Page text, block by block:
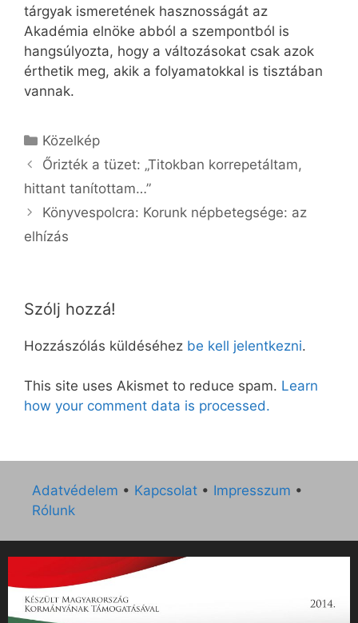
tárgyak ismeretének hasznosságát az
Akadémia elnöke abból a szempontból is
hangsúlyozta, hogy a változásokat csak azok
érthetik meg, akik a folyamatokkal is tisztában
vannak.
Kategória
Közelkép
Őrizték a tüzet: „Titokban korrepetáltam,
hittant tanítottam…”
Könyvespolcra: Korunk népbetegsége: az
elhízás
Szólj hozzá!
Hozzászólás küldéséhez be kell jelentkezni.
This site uses Akismet to reduce spam. Learn
how your comment data is processed.
Adatvédelem • Kapcsolat • Impresszum •
Rólunk